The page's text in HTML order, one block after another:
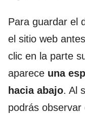
Para guardar el
el sitio web
clic en la parte
aparece una
hacia abajo. Al
podrás